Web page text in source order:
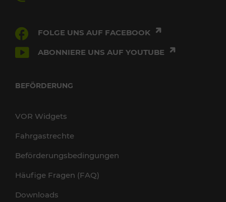
FOLGE UNS AUF FACEBOOK
ABONNIERE UNS AUF YOUTUBE
BEFÖRDERUNG
VOR Widgets
Fahrgastrechte
Beförderungsbedingungen
Häufige Fragen (FAQ)
Downloads